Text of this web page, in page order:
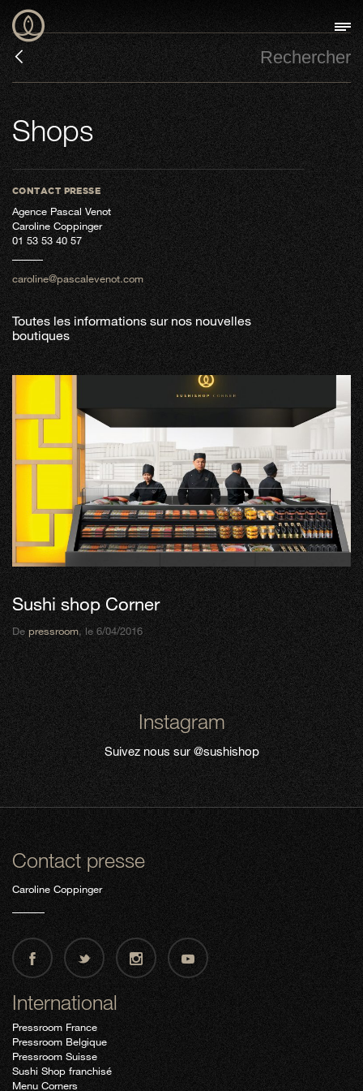
Shops
CONTACT PRESSE
Agence Pascal Venot
Caroline Coppinger
01 53 53 40 57
caroline@pascalevenot.com
Toutes les informations sur nos nouvelles
boutiques
Sushi shop Corner
Depressroom, le 6/04/2016
Instagram
Suivez nous sur@sushishop
Contact presse
Caroline Coppinger
International
Pressroom France
Pressroom Belgique
Pressroom Suisse
Sushi Shop franchisé
Menu Corners